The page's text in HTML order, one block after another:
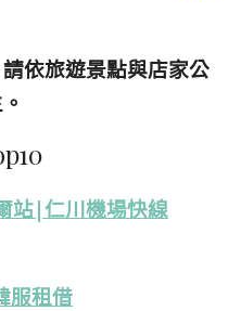
依旅遊景點與店家公
站|仁川機場快線
服租借